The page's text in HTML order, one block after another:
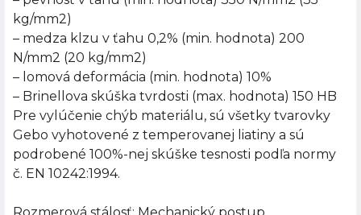
kg/mm2)
– medza klzu v ťahu 0,2% (min. hodnota) 200
N/mm2 (20 kg/mm2)
– lomová deformácia (min. hodnota) 10%
– Brinellova skúška tvrdosti (max. hodnota) 150 HB
Pre vylúčenie chýb materiálu, sú všetky tvarovky
Gebo vyhotovené z temperovanej liatiny a sú
podrobené 100%-nej skúške tesnosti podľa normy
č. EN 10242:1994.